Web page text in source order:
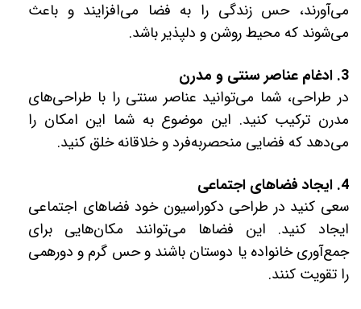
می‌آورند، حس زندگی را به فضا می‌افزایند و باعث
می‌شوند که محیط روشن و دلپذیر باشد.
3. ادغام عناصر سنتی و مدرن
در طراحی، شما می‌توانید عناصر سنتی را با طراحی‌های
مدرن ترکیب کنید. این موضوع به شما این امکان را
می‌دهد که فضایی منحصربه‌فرد و خلاقانه خلق کنید.
4. ایجاد فضاهای اجتماعی
سعی کنید در طراحی دکوراسیون خود فضاهای اجتماعی
ایجاد کنید. این فضاها می‌توانند مکان‌هایی برای
جمع‌آوری خانواده یا دوستان باشند و حس گرم و دورهمی
را تقویت کنند.